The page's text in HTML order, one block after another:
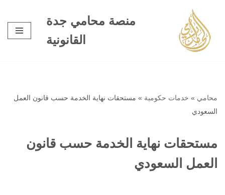
تخطى
إلى
المحتوى
منصة محامي جدة
القانونية
محامي » خدمات حكومية » مستحقات نهاية الخدمة حسب قانون العمل
السعودي
مستحقات نهاية الخدمة حسب قانون
العمل السعودي